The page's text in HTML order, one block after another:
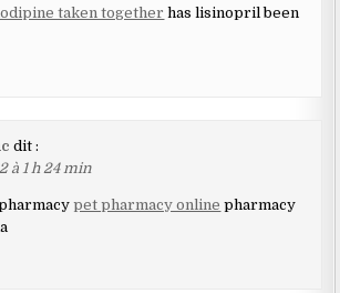
taken together has lisinopril been
dit :
à 1 h 24 min
pet pharmacy online pharmacy